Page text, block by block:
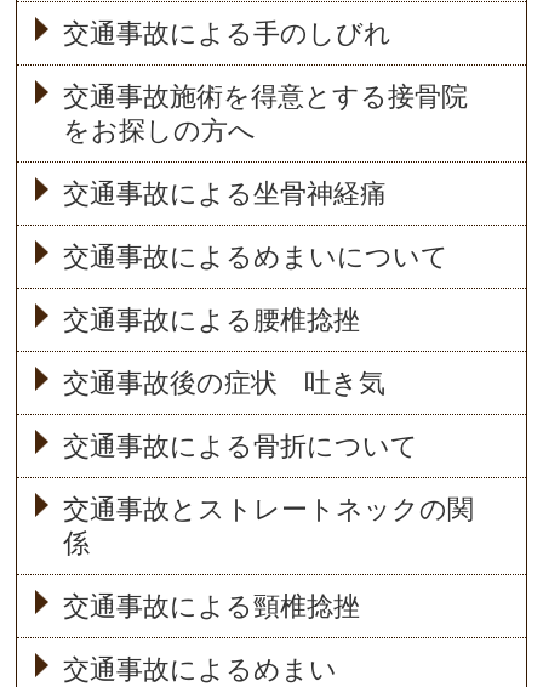
交通事故による手のしびれ
交通事故施術を得意とする接骨院
をお探しの方へ
交通事故による坐骨神経痛
交通事故によるめまいについて
交通事故による腰椎捻挫
交通事故後の症状 吐き気
交通事故による骨折について
交通事故とストレートネックの関
係
交通事故による頸椎捻挫
交通事故によるめまい